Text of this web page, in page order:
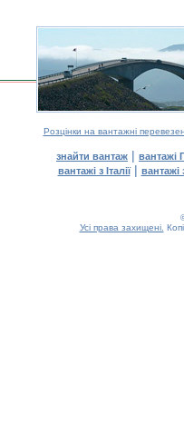
Розцінки на вантажні
знайти вантаж | вантажі
вантажі з Італії| вантажі
Усі права захищені.